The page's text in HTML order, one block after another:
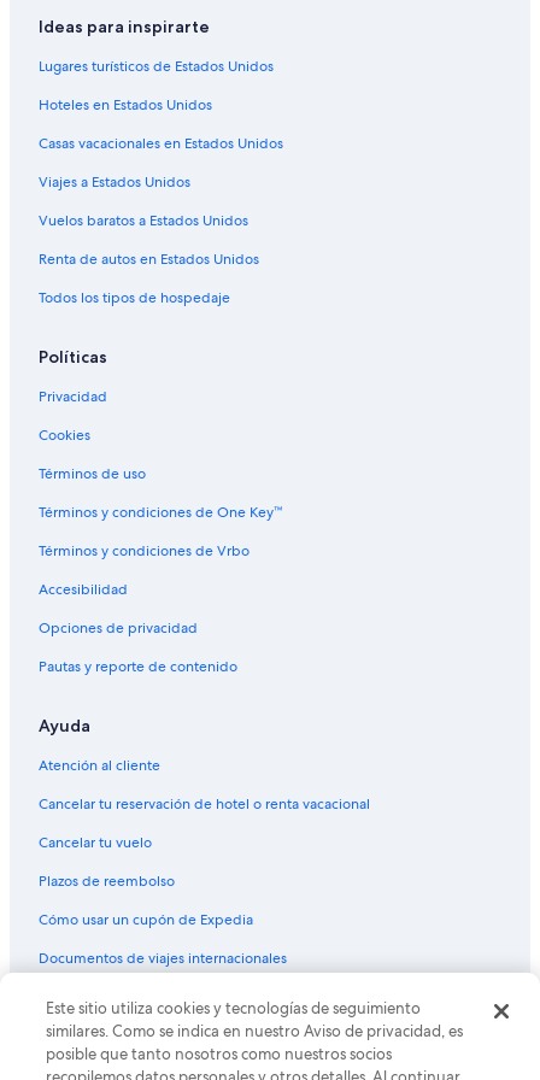
Hoteles con sauna en Provincia de Bari
Ideas para inspirarte
Lugares turísticos de Estados Unidos
Hoteles en Estados Unidos
Casas vacacionales en Estados Unidos
Viajes a Estados Unidos
Vuelos baratos a Estados Unidos
Renta de autos en Estados Unidos
Todos los tipos de hospedaje
Políticas
Privacidad
Cookies
Términos de uso
Términos y condiciones de One Key™
Términos y condiciones de Vrbo
Accesibilidad
Opciones de privacidad
Pautas y reporte de contenido
Ayuda
Atención al cliente
Cancelar tu reservación de hotel o renta vacacional
Cancelar tu vuelo
Plazos de reembolso
Cómo usar un cupón de Expedia
Documentos de viajes internacionales
© 2026 Expedia, Inc., una empresa de Expedia Group. Todos los
derechos reservados. Expedia y el logo de Expedia son marcas
registradas o marcas comerciales de Expedia, Inc. CST# 2029030-50.
Este sitio utiliza cookies y tecnologías de seguimiento
similares. Como se indica en nuestro Aviso de privacidad, es
posible que tanto nosotros como nuestros socios